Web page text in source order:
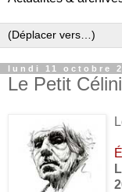
lundi 11 octobre
Le Petit